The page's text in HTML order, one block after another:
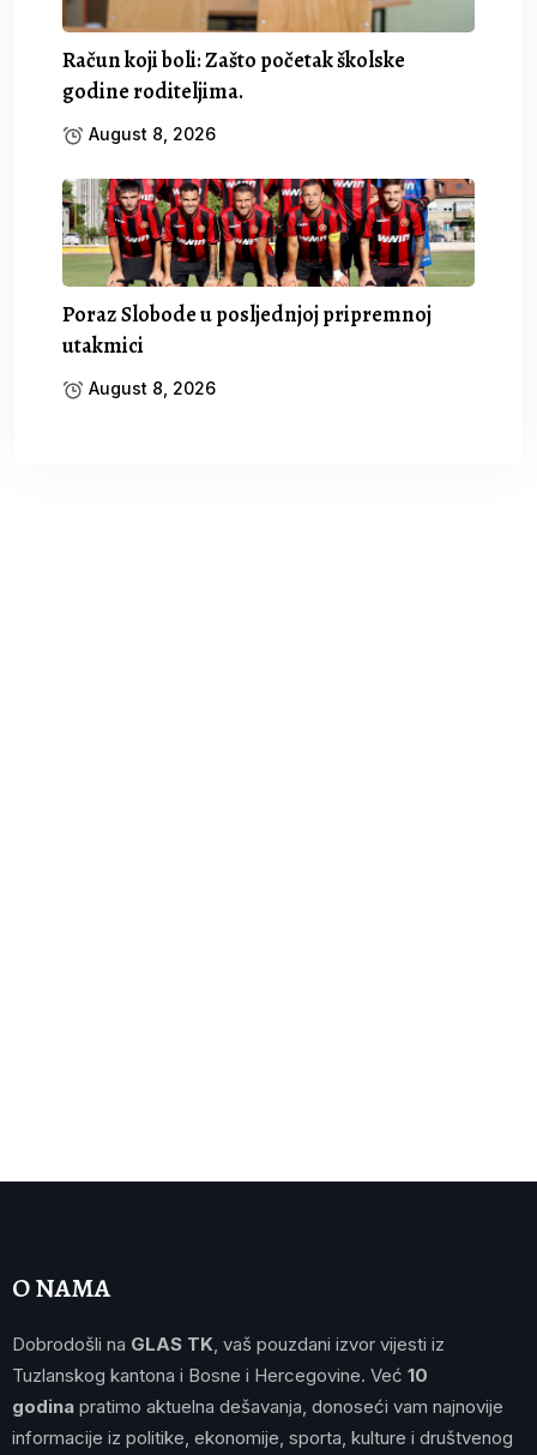
Račun koji boli: Zašto početak školske
godine roditeljima.
August 8, 2026
Poraz Slobode u posljednjoj pripremnoj
utakmici
August 8, 2026
O NAMA
Dobrodošli na GLAS TK , vaš pouzdani izvor vijesti iz
Tuzlanskog kantona i Bosne i Hercegovine. Već 10
godina pratimo aktuelna dešavanja, donoseći vam najnovije
informacije iz politike, ekonomije, sporta, kulture i društvenog